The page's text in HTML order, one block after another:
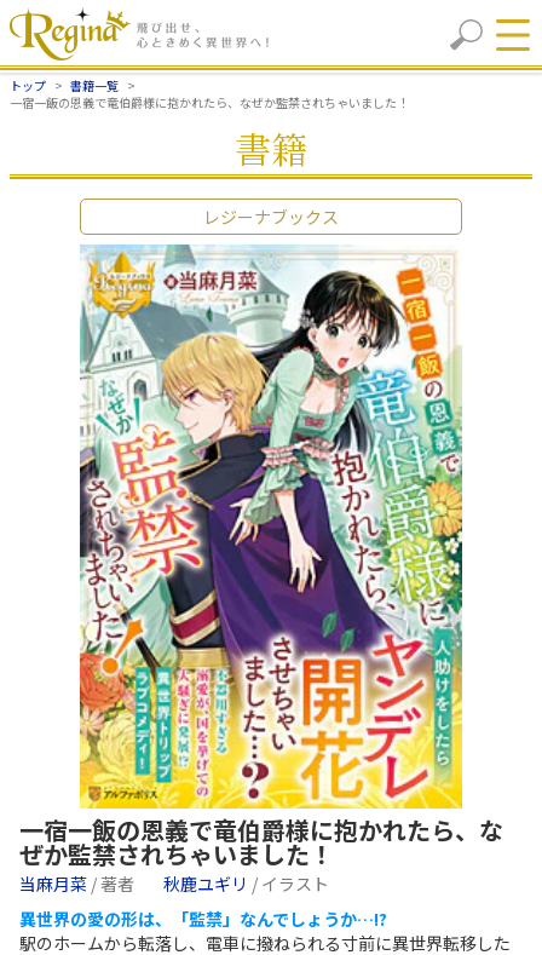
トップ
書籍一覧
一宿一飯の恩義で竜伯爵様に抱かれたら、なぜか監禁されちゃいました！
書籍
レジーナブックス
一宿一飯の恩義で竜伯爵様に抱かれたら、な
ぜか監禁されちゃいました！
当麻月菜 / 著者 秋鹿ユギリ / イラスト
異世界の愛の形は、「監禁」なんでしょうか…!?
駅のホームから転落し、電車に撥ねられる寸前に異世界転移した